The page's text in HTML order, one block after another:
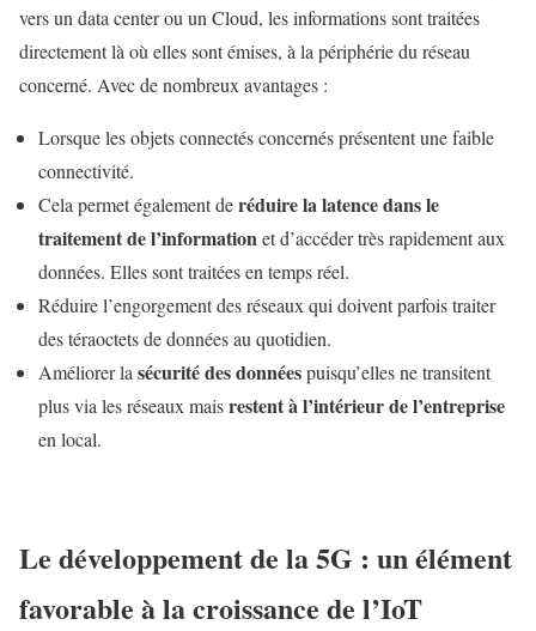
vers un data center ou un Cloud, les informations sont traitées
directement là où elles sont émises, à la périphérie du réseau
concerné. Avec de nombreux avantages :
Lorsque les objets connectés concernés présentent une faible
connectivité.
Cela permet également deréduire la latence dans le
traitement de l’informationet d’accéder très rapidement aux
données. Elles sont traitées en temps réel.
Réduire l’engorgement des réseaux qui doivent parfois traiter
des téraoctets de données au quotidien.
Améliorer lasécurité des donnéespuisqu’elles ne transitent
plus via les réseaux maisrestent à l’intérieur de l’entreprise
en local.
Le développement de la 5G : un élément
favorable à la croissance de l’IoT